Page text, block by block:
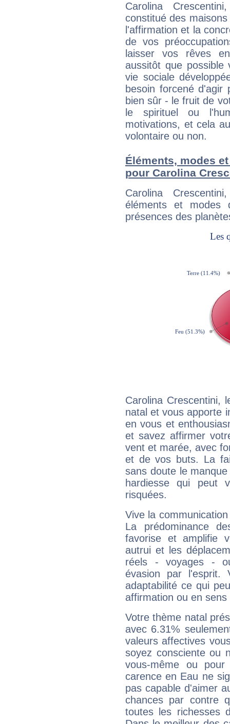
Carolina
constitué des
l'affirmation et la
de vos
laisser vos rêves
aussitôt que
vie sociale
besoin forcené
bien sûr - le fruit de
le spirituel ou
motivations, et cela
volontaire ou non.
Éléments, modes
pour Carolina
Carolina
éléments et modes
présences des
Carolina Crescentini,
natal et vous apporte
en vous et
et savez affirmer
vent et marée, avec
et de vos buts. La
sans doute le
hardiesse qui peut
risquées.
Vive la
La prédominance
favorise et amplifie
autrui et les
réels - voyages -
évasion par l'esprit.
adaptabilité ce qui
affirmation ou en
Votre thème natal
avec 6.31%
valeurs affectives
soyez consciente ou
vous-même ou
carence en Eau ne
pas capable d'aimer
chances par contre
toutes les richesses